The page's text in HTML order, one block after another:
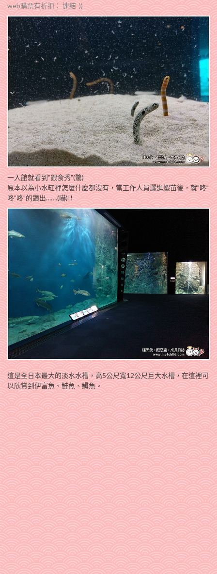
web購票有折扣：連結))
一入館就看到”餵食秀”(驚)
原本以為小水缸裡怎麼什麼都沒有，當工作人員灑進蝦苗後，就”咚”
咚”咚”的鑽出…….(嚇)!!
這是全日本最大的淡水水槽，高5公尺寬12公尺巨大水槽，在這裡可
以欣賞到伊富魚、鮭魚、鱘魚。